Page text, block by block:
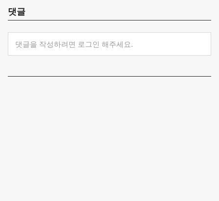
댓글
댓글을 작성하려면 로그인 해주세요.